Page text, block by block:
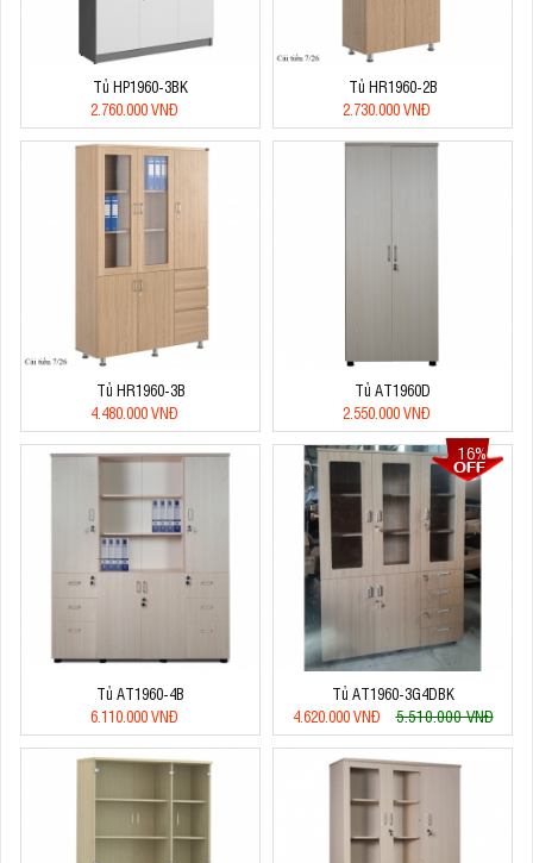
Tủ HP1960-3BK
2.760.000 VNĐ
Tủ HR1960-2B
2.730.000 VNĐ
Tủ HR1960-3B
4.480.000 VNĐ
Tủ AT1960D
2.550.000 VNĐ
Tủ AT1960-4B
6.110.000 VNĐ
16%
Tủ AT1960-3G4DBK
4.620.000 VNĐ
5.510.000 VNĐ